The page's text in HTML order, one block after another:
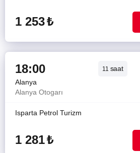
1 253₺
18:00 11 saat
Alanya
Alanya Otogarı
Isparta Petrol Turizm
1 281₺